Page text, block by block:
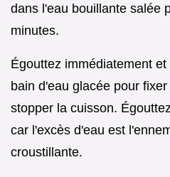
dans l'eau bouillante salée
minutes.
Égouttez immédiatement
bain d'eau glacée pour
stopper la cuisson.
car l'excès d'eau est
croustillante.